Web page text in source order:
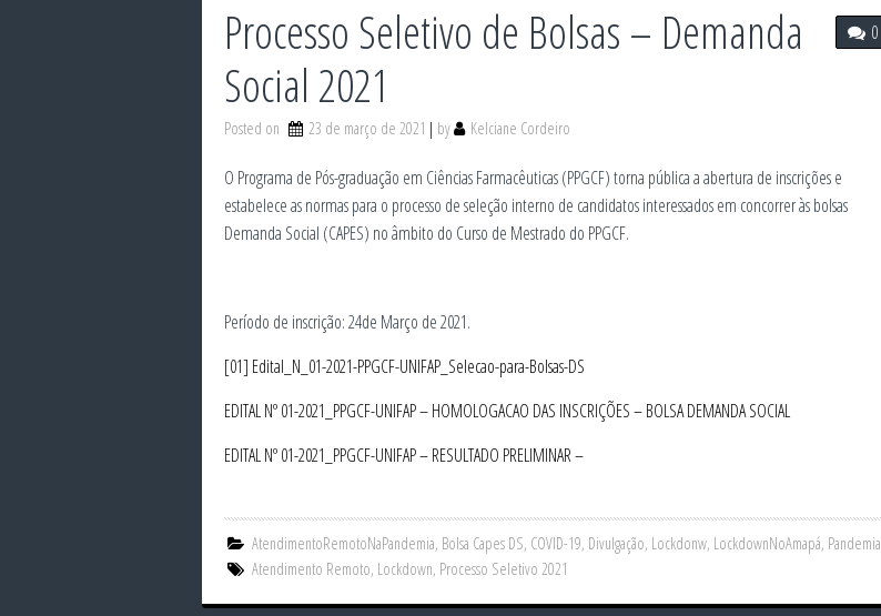
0
Processo Seletivo de Bolsas – Demanda
Social 2021
Posted on 23 de março de 2021 by Kelciane Cordeiro
O Programa de Pós-graduação em Ciências Farmacêuticas (PPGCF) torna pública a abertura de inscrições e
estabelece as normas para o processo de seleção interno de candidatos interessados em concorrer às bolsas
Demanda Social (CAPES) no âmbito do Curso de Mestrado do PPGCF.
Período de inscrição: 24de Março de 2021.
[01] Edital_N_01-2021-PPGCF-UNIFAP_Selecao-para-Bolsas-DS
EDITAL Nº 01-2021_PPGCF-UNIFAP – HOMOLOGACAO DAS INSCRIÇÕES – BOLSA DEMANDA SOCIAL
EDITAL Nº 01-2021_PPGCF-UNIFAP – RESULTADO PRELIMINAR –
AtendimentoRemotoNaPandemia, Bolsa Capes DS, COVID-19, Divulgação, Lockdonw, LockdownNoAmapá, Pandemia
Atendimento Remoto, Lockdown, Processo Seletivo 2021